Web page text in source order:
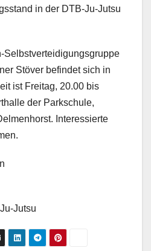
in der DTB-Ju-Jutsu
Selbstverteidigungsgruppe
Stöver befindet sich in
ist Freitag, 20.00 bis
der Parkschule,
Interessierte
Jutsu